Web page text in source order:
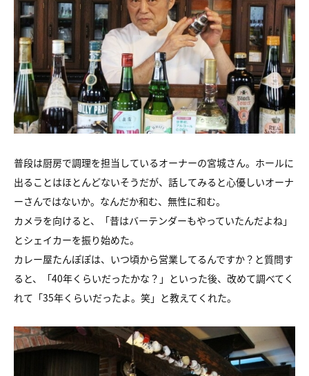
普段は厨房で調理を担当しているオーナーの宮城さん。ホールに
出ることはほとんどないそうだが、話してみると心優しいオーナ
ーさんではないか。なんだか和む、無性に和む。
カメラを向けると、「昔はバーテンダーもやっていたんだよね」
とシェイカーを振り始めた。
カレー屋たんぽぽは、いつ頃から営業してるんですか？と質問す
ると、「40年くらいだったかな？」といった後、改めて調べてく
れて「35年くらいだったよ。笑」と教えてくれた。